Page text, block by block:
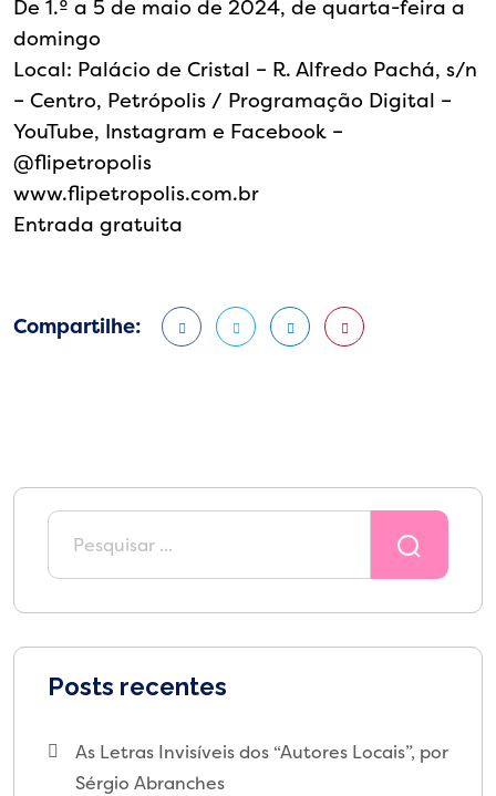
De 1.º a 5 de maio de 2024, de quarta-feira a
domingo
Local: Palácio de Cristal – R. Alfredo Pachá, s/n
– Centro, Petrópolis / Programação Digital –
YouTube, Instagram e Facebook –
@flipetropolis
www.flipetropolis.com.br
Entrada gratuita
Compartilhe:
Posts recentes
As Letras Invisíveis dos “Autores Locais”, por
Sérgio Abranches